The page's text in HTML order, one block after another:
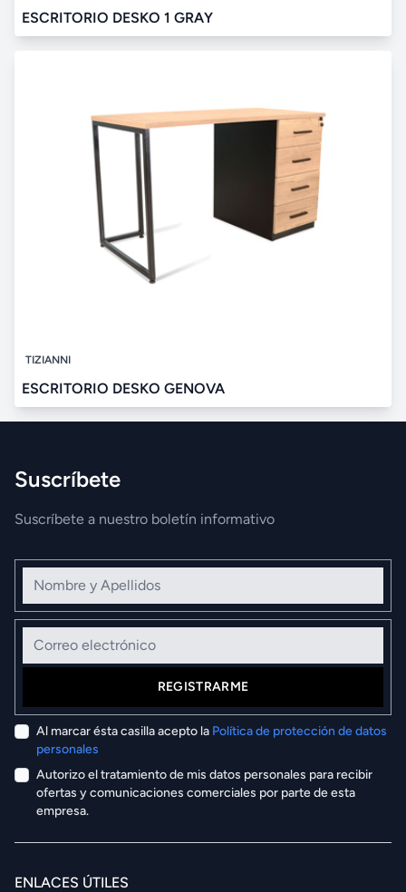
ESCRITORIO DESKO 1 GRAY
TIZIANNI
ESCRITORIO DESKO GENOVA
Suscríbete
Suscríbete a nuestro boletín informativo
Nombre y Apellidos
Correo electrónico
REGISTRARME
Al marcar ésta casilla acepto la Política de protección de datos
personales
Autorizo el tratamiento de mis datos personales para recibir
ofertas y comunicaciones comerciales por parte de esta
empresa.
ENLACES ÚTILES